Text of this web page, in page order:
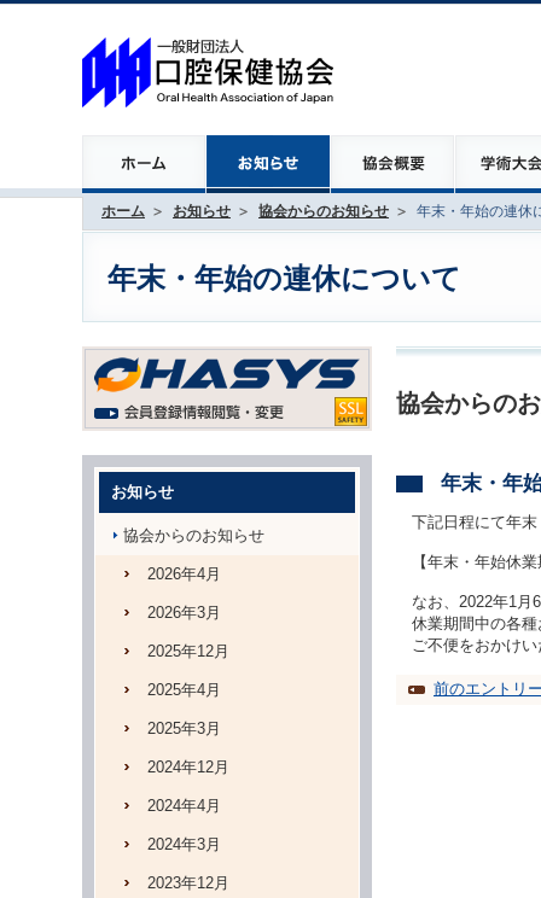
ホーム お知らせ 協会からのお知らせ 年末・年始の連休
年末・年始の連休について
協会からの
年末・年
下記日程にて年
【年末・年始休
なお、2022年1月
休業期間中の各
ご不便をおかけ
前のエントリ
お知らせ
協会からのお知らせ
2026年4月
2026年3月
2025年12月
2025年4月
2025年3月
2024年12月
2024年4月
2024年3月
2023年12月